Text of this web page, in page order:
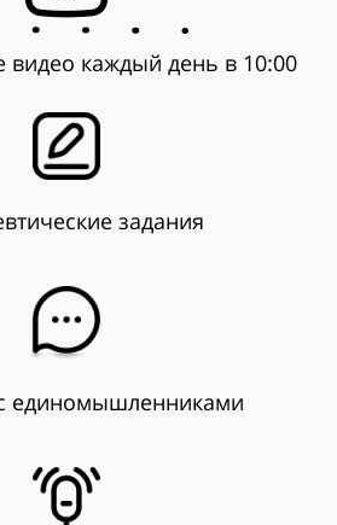
каждый день в 10:00
задания
единомышленниками